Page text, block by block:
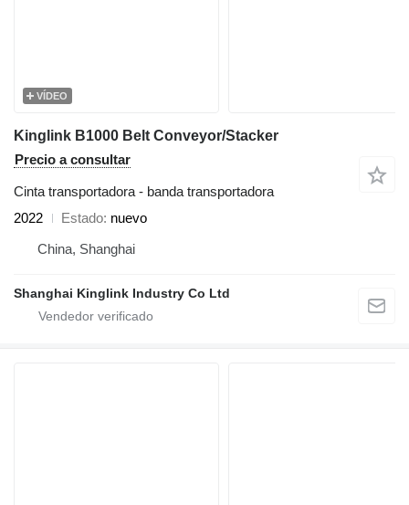
VÍDEO
Kinglink B1000 Belt Conveyor/Stacker
Precio a consultar
Cinta transportadora - banda transportadora
2022
Estado nuevo
China, Shanghai
Shanghai Kinglink Industry Co Ltd